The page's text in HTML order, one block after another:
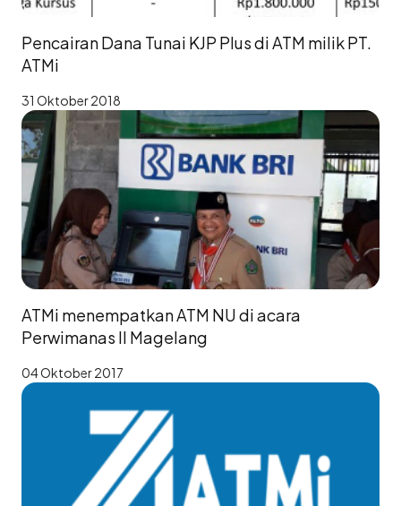
Pencairan Dana Tunai KJP Plus di ATM milik PT.
ATMi
31 Oktober 2018
ATMi menempatkan ATM NU di acara
Perwimanas II Magelang
04 Oktober 2017